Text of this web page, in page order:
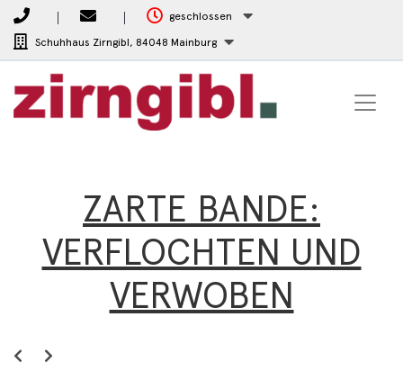
geschlossen
Schuhhaus Zirngibl, 84048 Mainburg
ZARTE BANDE:
VERFLOCHTEN UND
VERWOBEN